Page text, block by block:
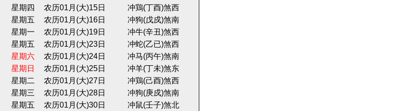
星期四 农历01月(大)15日
冲鶏(丁酉)煞西
星期五 农历01月(大)16日
冲狗(戊戍)煞南
星期一 农历01月(大)19日
冲牛(辛丑)煞西
星期五 农历01月(大)23日
冲蛇(乙已)煞西
星期六 农历01月(大)24日
冲马(丙午)煞南
星期日 农历01月(大)25日
冲羊(丁未)煞东
星期二 农历01月(大)27日
冲鶏(己酉)煞西
星期三 农历01月(大)28日
冲狗(庚戍)煞南
星期五 农历01月(大)30日
冲鼠(壬子)煞北